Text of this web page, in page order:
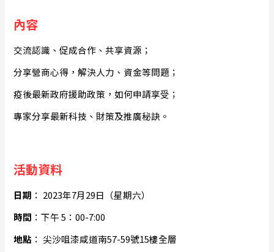
內容
交流認識、促成合作、共享資源；
分享營商心得，解決人力、資金等問題；
疫後最新政府援助政策，如何申請享受；
專家分享最新科技、財策及推廣秘訣。
活動資料
日期 ： 2023年7月29日（星期六）
時間 ：下午 5：00-7:00
地點 ： 尖沙咀漆咸道南57-59號15樓全層